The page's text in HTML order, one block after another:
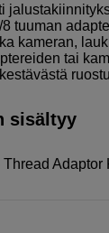
tuuman
kameran,
tai
sisältyy
Thread Adaptor